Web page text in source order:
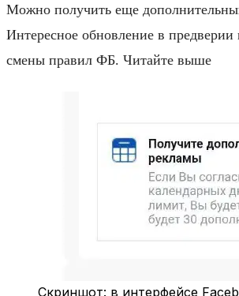
Можно получить еще
Интересное обновление в предверии
смены правил ФБ. Читайте выше
Скриншот: в интерфейсе